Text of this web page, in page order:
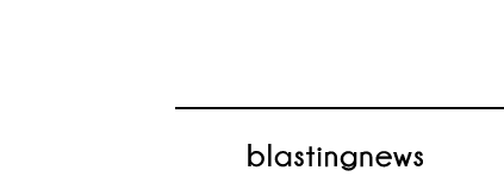
Aru: ‘Ho provato a